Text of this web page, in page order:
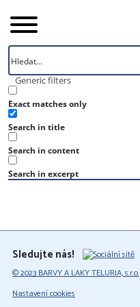
Generic filters
Exact matches only
Search in title
Search in content
Search in excerpt
Úvod
Vzorník
S 3050-R80B
S 3050-R80B
Sledujte nás!
© 2023 BARVY A LAKY TELURIA, s.r.o.
Nastavení cookies